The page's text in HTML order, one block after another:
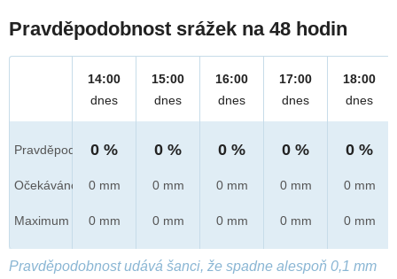
Pravděpodobnost srážek na 48 hodin
Pravděpod.
Očekáváno
Maximum
14:00
dnes
0 %
0 mm
0 mm
15:00
dnes
0 %
0 mm
0 mm
16:00
dnes
0 %
0 mm
0 mm
17:00
dnes
0 %
0 mm
0 mm
18:00
dnes
0 %
0 mm
0 mm
Pravděpodobnost udává šanci, že spadne alespoň 0,1 mm